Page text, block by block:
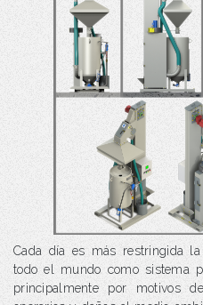
Cada día es más restringida
todo el mundo como sistema
principalmente por motivos